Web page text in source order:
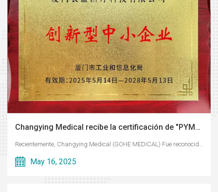
Changying Medical recibe la certificación de "PYME innovadora"
Recientemente, Changying Medical (GOHE MEDICAL) Fue reconocida oficialmente como "Pequeña y Mediana Empresa Innovadora" por la autoridad competente en materia de industria y tecnología de la información. Esta prestigiosa certificación respalda firmemente las capacidades de la compañía en innovación tecnológica, especialización y potencial de crecimiento. Además, marca otro gran paso adelante en la trayectoria de innovación de Changying Medical en la industria de dispositivos médicos. La certificación "PYME Innovadora" es una iniciativa nacional que busca incentivar a las pequeñas y medianas empresas (PYME) a ​​aumentar su inversión en investigación y desarrollo y a mejorar su competitividad. Desde su fundación, Changying Medical ha mantenido su compromiso con el crecimiento impulsado por la tecnología, centrándose en la I+D y la fabricación de dispositivos médicos implantables para odontología, ortopedia y neurocirugía. La compañía ha introducido continuamente productos de alta calidad y competitivos en el mercado que atienden a clientes médicos tanto nacionales como internacionales. Este reconocimiento refleja la sólida trayectoria de la compañía en innovación de productos, sistemas de gestión y propiedad intelectual. De cara al futuro, Changying Medical seguirá incrementando su inversión en I+D, fortaleciendo su capacidad de innovación independiente y desempeñando un papel de liderazgo en la industria, contribuyendo así al desarrollo de alta calidad del sector sanitario.
May 16, 2025